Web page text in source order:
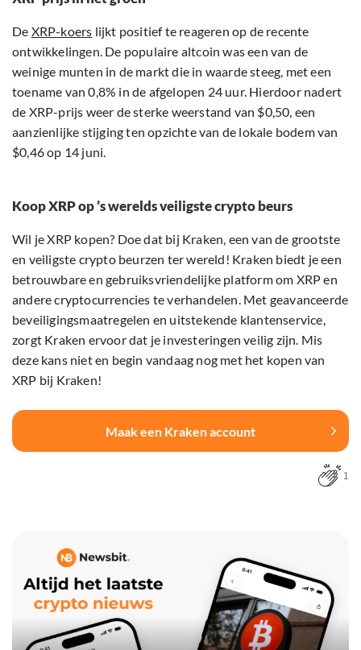
De XRP-koers lijkt positief te reageren op de recente
ontwikkelingen. De populaire altcoin was een van de
weinige munten in de markt die in waarde steeg, met een
toename van 0,8% in de afgelopen 24 uur. Hierdoor nadert
de XRP-prijs weer de sterke weerstand van $0,50, een
aanzienlijke stijging ten opzichte van de lokale bodem van
$0,46 op 14 juni.
Koop XRP op ’s werelds veiligste crypto beurs
Wil je XRP kopen? Doe dat bij Kraken, een van de grootste
en veiligste crypto beurzen ter wereld! Kraken biedt je een
betrouwbare en gebruiksvriendelijke platform om XRP en
andere cryptocurrencies te verhandelen. Met geavanceerde
beveiligingsmaatregelen en uitstekende klantenservice,
zorgt Kraken ervoor dat je investeringen veilig zijn. Mis
deze kans niet en begin vandaag nog met het kopen van
XRP bij Kraken!
Maak een Kraken account
1